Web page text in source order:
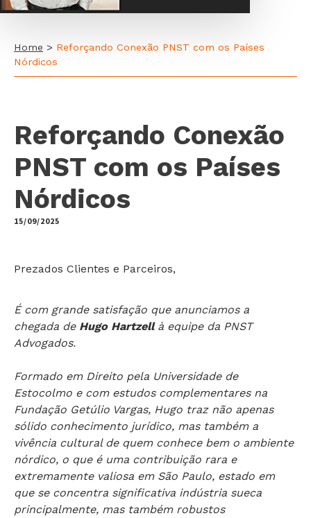
Home > Reforçando Conexão PNST com os Países
Nórdicos
Reforçando Conexão
PNST com os Países
Nórdicos
15/09/2025
Prezados Clientes e Parceiros,
É com grande satisfação que anunciamos a
chegada de Hugo Hartzellà equipe da PNST
Advogados.
Formado em Direito pela Universidade de
Estocolmo e com estudos complementares na
Fundação Getúlio Vargas, Hugo traz não apenas
sólido conhecimento jurídico, mas também a
vivência cultural de quem conhece bem o ambiente
nórdico, o que é uma contribuição rara e
extremamente valiosa em São Paulo, estado em
que se concentra significativa indústria sueca
principalmente, mas também robustos